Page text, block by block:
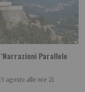
Parallele
agosto alle ore 21